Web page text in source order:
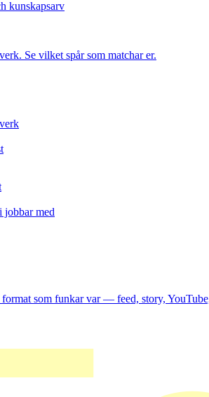
kunskapsarv
Se vilket spår som matchar er.
jobbar med
som funkar var — feed, story,